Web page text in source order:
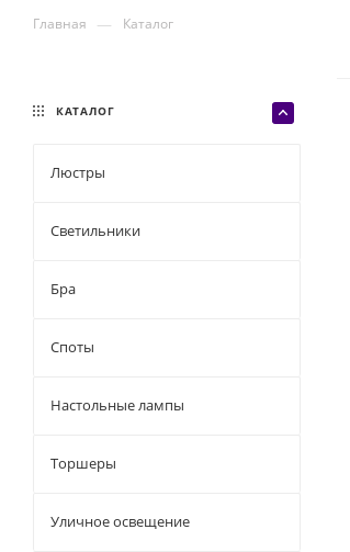
Главная — Каталог
КАТАЛОГ
Люстры
Светильники
Бра
Споты
Настольные лампы
Торшеры
Уличное освещение